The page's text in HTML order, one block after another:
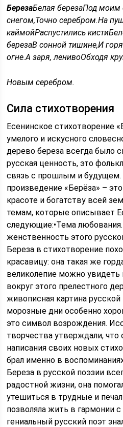
БерезаБелая березаПод
снегом,Точно серебром.На
каймойРаспустились
березаВ сонной тишине,И
огне.А заря, ленивоОбходя
Новым серебром.
Сила стихотворения
Есенинское стихотворение
умелого и искусного
дерево береза всегда было
русская ценность, это
связь с прошлым и будущем.
произведение «Берёза» –
красоте и богатству всей
темам, которые описывает
следующие:•Тема
женственность этого
Береза в стихотворение
красавицу: она такая же
великолепие можно
вокруг этого прелестного
живописная картина
морозные дни особенно
это символ возрождения.
творчества утверждали, что
написания своих новых
брал именно в
Береза в русской поэзии
радостной жизни, она
утешиться в трудные и
позволяла жить в гармонии
гениальный русский поэт